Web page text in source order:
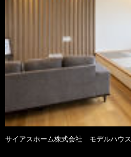
サイアスホーム株式会社 モデルハウス